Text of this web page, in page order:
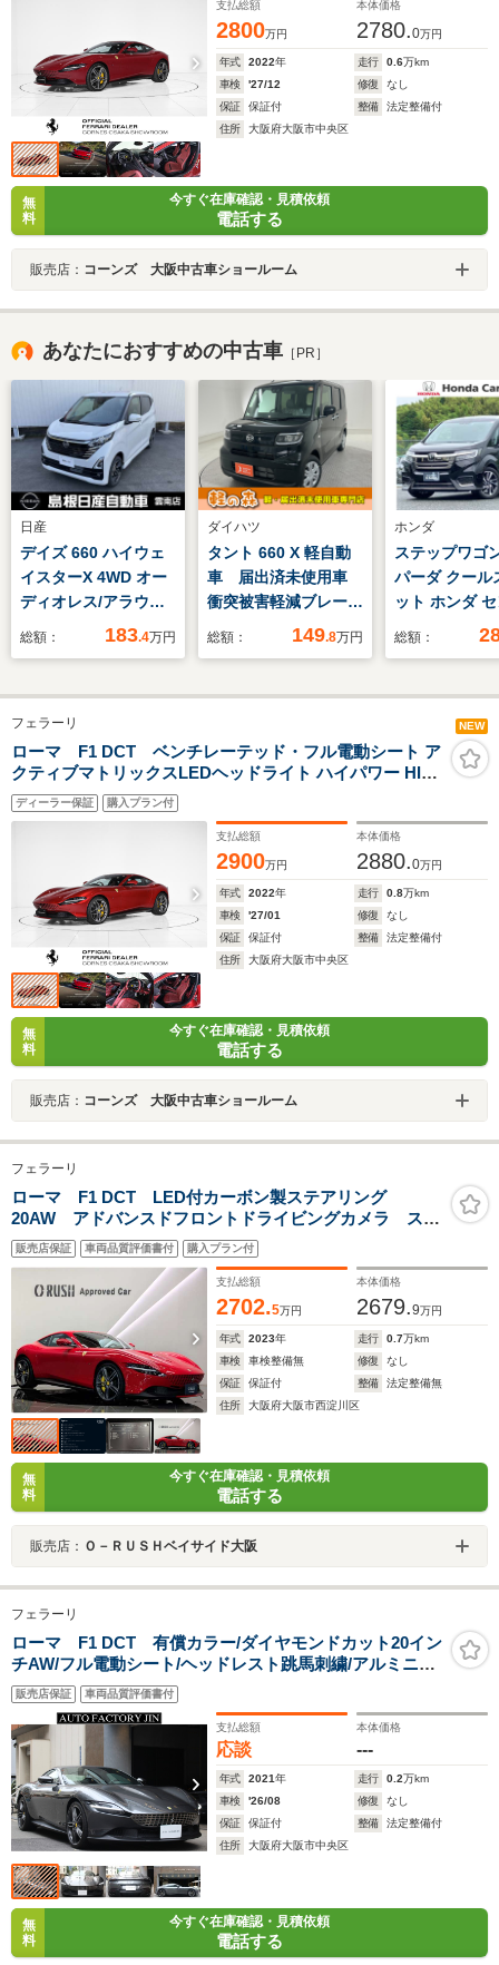
支払総額
2800万円
本体価格
2780.0万円
年式 2022年 走行 0.6万km
車検
'27/12 修復
なし
保証
保証付 整備
法定整備付
住所
大阪府大阪市中央区
無
料
今すぐ在庫確認・見積依頼
電話する
販売店： コーンズ 大阪中古車ショールーム
あなたにおすすめの中古車 ［PR］
日産
デイズ 660 ハイウェ
イスターX 4WD オー
ディオレス/アラウン
ドビューモニター
総額： 183.4万円
ダイハツ
タント 660 X 軽自動
車 届出済未使用車
衝突被害軽減ブレー
キ アイドリングスト
ー スマートキー フ
側スライド片側電動ド
ア パワーステアリン
総額： 149.8万円
ホンダ
ステップワゴ
パーダ クール
ット ホンダ
グ 純正10型
メラ/シートヒ
半革シート/8
総額：
フェラーリ NEW
ローマ F1 DCT ベンチレーテッド・フル電動シート ア
クティブマトリックスLEDヘッドライト ハイパワー HIFI
システム デイトナ スタイル シート パッセンジャーディ
スプレイ
ディーラー保証 購入プラン付
支払総額
2900万円
本体価格
2880.0万円
年式 2022年 走行 0.8万km
車検
'27/01 修復
なし
保証
保証付 整備
法定整備付
住所
大阪府大阪市中央区
無
料
今すぐ在庫確認・見積依頼
電話する
販売店： コーンズ 大阪中古車ショールーム
フェラーリ
ローマ F1 DCT LED付カーボン製ステアリング
20AW アドバンスドフロントドライビングカメラ スク
ーデリアフェラーリフェンダーエンブレム パーキング
カメラ スマートフォンインターフェース ヘッドレス
ト 跳馬刺繍
販売店保証 車両品質評価書付 購入プラン付
支払総額
2702.5万円
本体価格
2679.9万円
年式 2023年 走行 0.7万km
車検
車検整備無 修復
なし
保証
保証付 整備
法定整備無
住所
大阪府大阪市西淀川区
無
料
今すぐ在庫確認・見積依頼
電話する
販売店： Ｏ－ＲＵＳＨベイサイド大阪
フェラーリ
ローマ F1 DCT 有償カラー/ダイヤモンドカット20イン
チAW/フル電動シート/ヘッドレスト跳馬刺繍/アルミニウ
ムキャリパー/レザー&アルカンターラインテリア/ダーク
クロームフロントグリル/バックレーダー/正規D車
販売店保証 車両品質評価書付
支払総額
応談
本体価格
---
年式 2021年 走行 0.2万km
車検
'26/08 修復
なし
保証
保証付 整備
法定整備付
住所
大阪府大阪市中央区
無
料
今すぐ在庫確認・見積依頼
電話する